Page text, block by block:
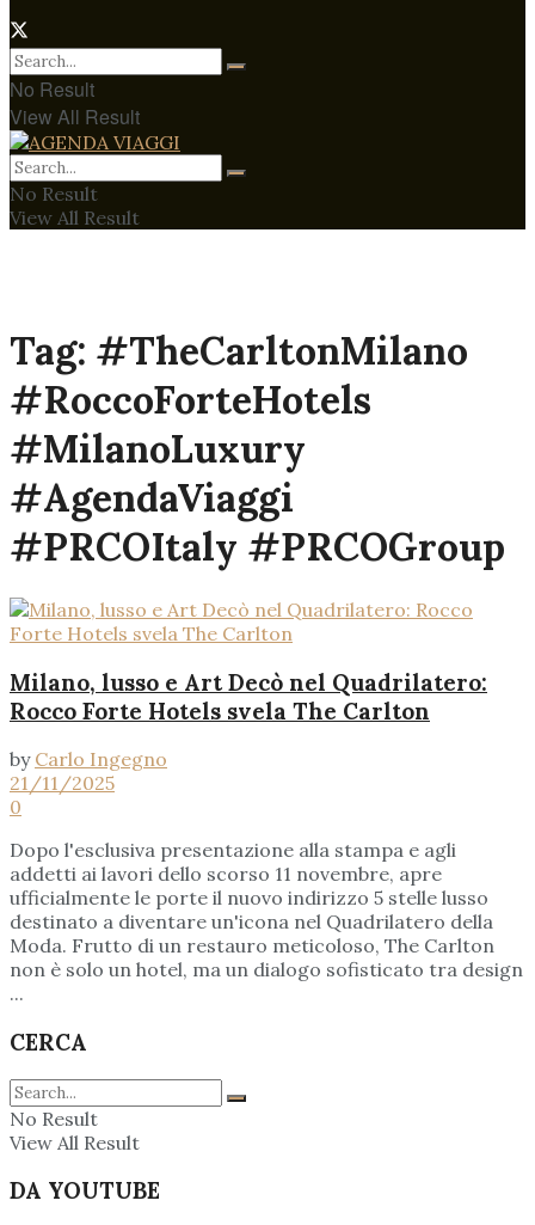
No Result
View All Result
No Result
View All Result
Tag: #TheCarltonMilano
#RoccoForteHotels
#MilanoLuxury
#AgendaViaggi
#PRCOItaly #PRCOGroup
Milano, lusso e Art Decò nel Quadrilatero:
Rocco Forte Hotels svela The Carlton
by Carlo Ingegno
21/11/2025
0
Dopo l'esclusiva presentazione alla stampa e agli
addetti ai lavori dello scorso 11 novembre, apre
ufficialmente le porte il nuovo indirizzo 5 stelle lusso
destinato a diventare un'icona nel Quadrilatero della
Moda. Frutto di un restauro meticoloso, The Carlton
non è solo un hotel, ma un dialogo sofisticato tra design
...
CERCA
No Result
View All Result
DA YOUTUBE